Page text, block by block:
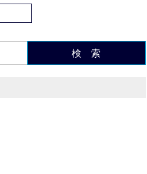
検 索